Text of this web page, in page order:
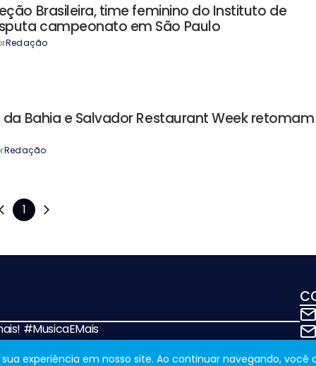
Brasileira, time feminino do Instituto de
campeonato em São Paulo
Redação
Bahia e Salvador Restaurant Week retomam
Redação
1
#MusicaEMais
experiência em nosso site. Ao continuar navegando,